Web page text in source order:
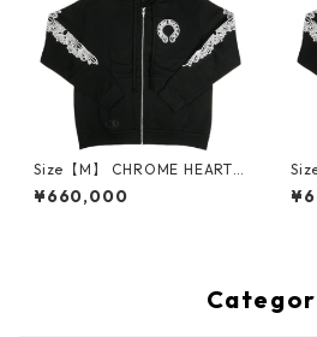
Size【M】 CHROME HEARTS
クロム・ハーツ HORSESHOE
FULL ZIP HOODIE BLACK ジ
¥660,000
ク